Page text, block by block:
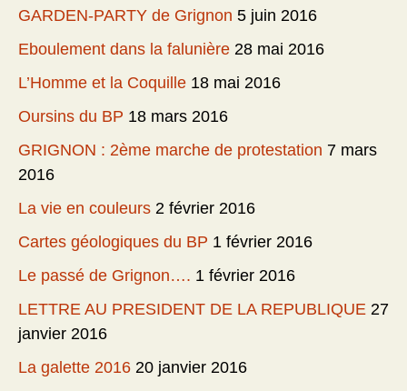
GARDEN-PARTY de Grignon 5 juin 2016
Eboulement dans la falunière 28 mai 2016
L’Homme et la Coquille 18 mai 2016
Oursins du BP 18 mars 2016
GRIGNON : 2ème marche de protestation 7 mars
2016
La vie en couleurs 2 février 2016
Cartes géologiques du BP 1 février 2016
Le passé de Grignon…. 1 février 2016
LETTRE AU PRESIDENT DE LA REPUBLIQUE 27
janvier 2016
La galette 2016 20 janvier 2016